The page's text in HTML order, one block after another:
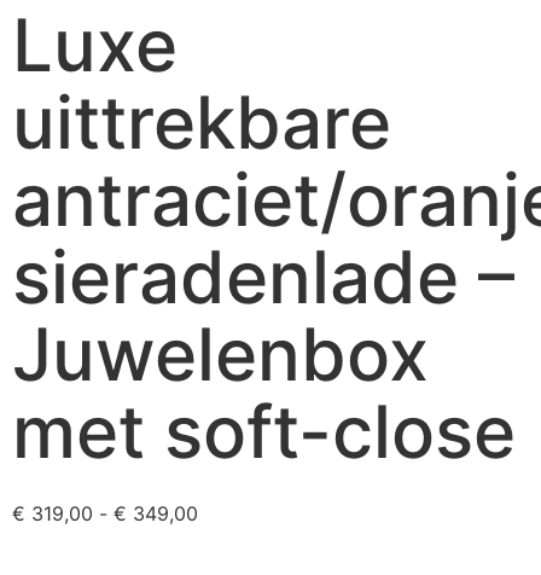
Luxe
uittrekbare
antraciet/
sieradenlade –
Juwelenbox
met soft-close
€ 319,00 - € 349,00